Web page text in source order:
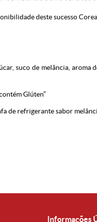
deste sucesso
suco de melância,
Glúten”
de refrigerante sabor
Informações